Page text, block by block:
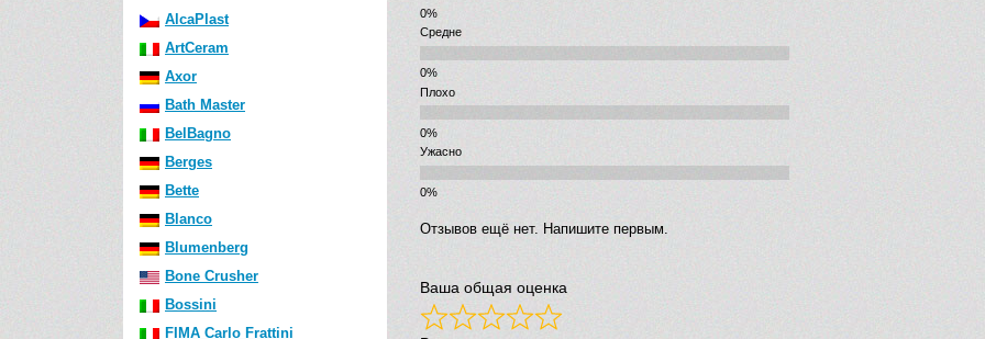
AlcaPlast
ArtCeram
Axor
Bath Master
BelBagno
Berges
Bette
Blanco
Blumenberg
Bone Crusher
Bossini
FIMA Carlo Frattini
Средне
Плохо
Ужасно
Отзывов ещё нет. Напишите первым.
Ваша общая оценка